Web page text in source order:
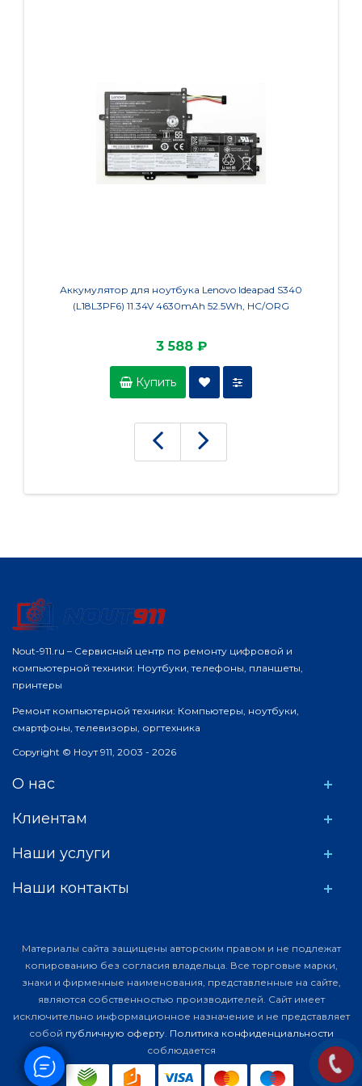
Аккумулятор для ноутбука Lenovo Ideapad S340
(L18L3PF6) 11.34V 4630mAh 52.5Wh, HC/ORG
3 588 ₽
Купить
Nout-911.ru – Сервисный центр по ремонту цифровой и
компьютерной техники: Ноутбуки, телефоны, планшеты,
принтеры
Ремонт компьютерной техники: Компьютеры, ноутбуки,
смартфоны, телевизоры, оргтехника
Copyright © Ноут 911, 2003 - 2026
О нас
Клиентам
Наши услуги
Наши контакты
Материалы сайта защищены авторским правом и не подлежат
копированию без согласия владельца. Все торговые марки,
знаки и фирменные наименования, представленные на сайте,
являются собственностью производителей. Сайт имеет
исключительно информационное назначение и не представляет
собой публичную оферту. Политика конфиденциальности
соблюдается